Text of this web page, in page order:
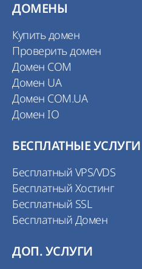
ДОМЕНЫ
Купить домен
Проверить домен
Домен COM
Домен UA
Домен COM.UA
Домен IO
БЕСПЛАТНЫЕ УСЛУГИ
Бесплатный VPS/VDS
Бесплатный Хостинг
Бесплатный SSL
Бесплатный Домен
ДОП. УСЛУГИ